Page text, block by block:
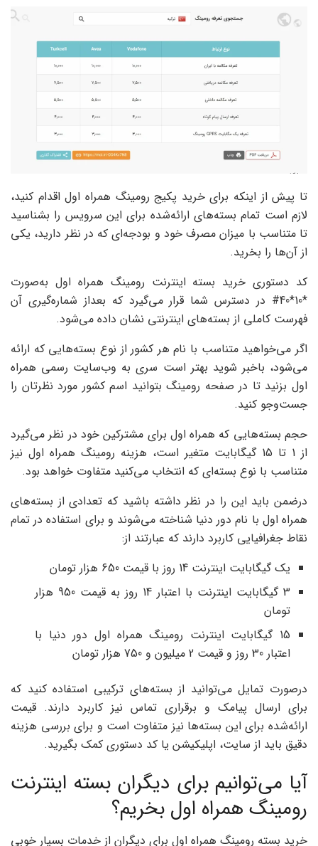
تا پیش از اینکه برای خرید پکیج رومینگ همراه اول اقدام کنید،
لازم است تمام بسته‌های ارائه‌شده برای این سرویس را بشناسید
تا متناسب با میزان مصرف خود و بودجه‌ای که در نظر دارید، یکی
از آن‌ها را بخرید.
کد دستوری خرید بسته اینترنت رومینگ همراه اول به‌صورت
*10*40# در دسترس شما قرار می‌گیرد که بعداز شماره‌گیری آن
فهرست کاملی از بسته‌های اینترنتی نشان داده می‌شود.
اگر می‌خواهید متناسب با نام هر کشور از نوع بسته‌هایی که ارائه
می‌شود، باخبر شوید بهتر است سری به وب‌سایت رسمی همراه
اول بزنید تا در صفحه رومینگ بتوانید اسم کشور مورد نظرتان را
جست‌وجو کنید.
حجم بسته‌هایی که همراه اول برای مشترکین خود در نظر می‌گیرد
از 1 تا 15 گیگابایت متغیر است، هزینه رومینگ همراه اول نیز
متناسب با نوع بسته‌ای که انتخاب می‌کنید متفاوت خواهد بود.
درضمن باید این را در نظر داشته باشید که تعدادی از بسته‌های
همراه اول با نام دور دنیا شناخته می‌شوند و برای استفاده در تمام
نقاط جغرافیایی کاربرد دارند که عبارتند از:
یک گیگابایت اینترنت 14 روز با قیمت 650 هزار تومان
3 گیگابایت اینترنت با اعتبار 14 روز به قیمت 950 هزار
تومان
15 گیگابایت اینترنت رومینگ همراه اول دور دنیا با
اعتبار 30 روز و قیمت 2 میلیون و 750 هزار تومان
درصورت تمایل می‌توانید از بسته‌های ترکیبی استفاده کنید که
برای ارسال پیامک و برقراری تماس نیز کاربرد دارند. قیمت
ارائه‌شده برای این بسته‌ها نیز متفاوت است و برای بررسی هزینه
دقیق باید از سایت، اپلیکیشن یا کد دستوری کمک بگیرید.
آیا می‌توانیم برای دیگران بسته اینترنت
رومینگ همراه اول بخریم؟
خرید بسته رومینگ همراه اول برای دیگران از خدمات بسیار خوبی